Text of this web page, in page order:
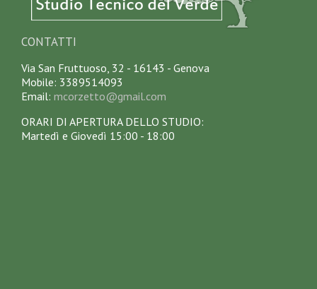
CONTATTI
Via San Fruttuoso, 32 - 16143 - Genova
Mobile: 3389514093
Email: mcorzetto@gmail.com
ORARI DI APERTURA DELLO STUDIO:
Martedì e Giovedì 15:00 - 18:00